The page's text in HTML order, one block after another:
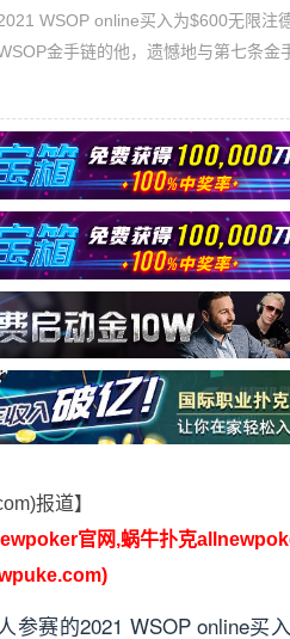
WSOP online买入为$600无限注
金手链的他，遗憾地与第七条
报道】
官网,蜗牛扑克
参赛的2021 WSOP online买